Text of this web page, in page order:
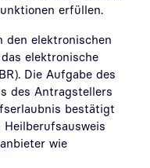
erfüllen.
den elektronischen
elektronische
Die Aufgabe des
des Antragstellers
bestätigt
wie